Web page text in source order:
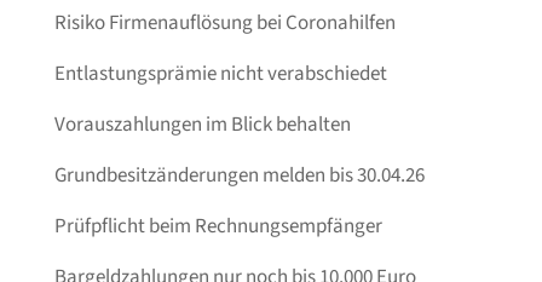
Risiko Firmenauflösung bei Coronahilfen
Entlastungsprämie nicht verabschiedet
Vorauszahlungen im Blick behalten
Grundbesitzänderungen melden bis 30.04.26
Prüfpflicht beim Rechnungsempfänger